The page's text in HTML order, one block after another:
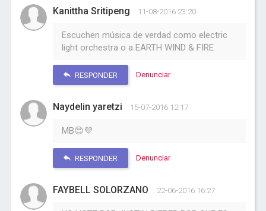
Kanittha Sritipeng 11-08-2016 23:20
Escuchen música de verdad como electric
light orchestra o a EARTH WIND & FIRE
RESPONDER Denunciar
Naydelin yaretzi 15-07-2016 12:17
MB😍💜
RESPONDER Denunciar
FAYBELL SOLORZANO 22-06-2016 16:27